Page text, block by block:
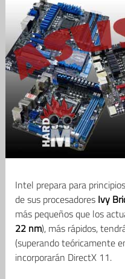
Intel prepara para
de sus procesadores Ivy
más pequeños que los
22 nm), más rápidos,
(superando teóricamente
incorporarán DirectX 11.